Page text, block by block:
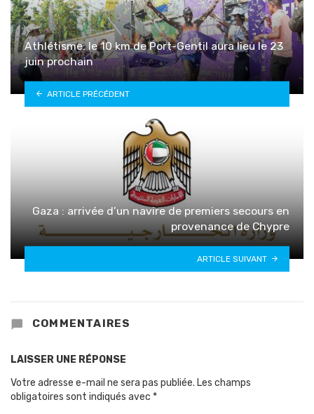
Athlétisme: le 10 km de Port-Gentil aura lieu le 23
juin prochain
ARTICLE PRÉCÉDENT
Gaza : arrivée d’un navire de premiers secours en
provenance de Chypre
ARTICLE SUIVANT
COMMENTAIRES
LAISSER UNE RÉPONSE
Votre adresse e-mail ne sera pas publiée. Les champs
obligatoires sont indiqués avec *